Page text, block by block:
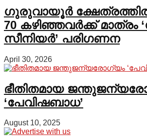
ഗുരുവായൂർ
70 കഴിഞ്ഞവർക്ക് മാത്രം
സീനിയർ’ പരിഗണന
April 30, 2026
ഭീതിതമായ
‘പേവിഷബാധ’
August 10, 2025